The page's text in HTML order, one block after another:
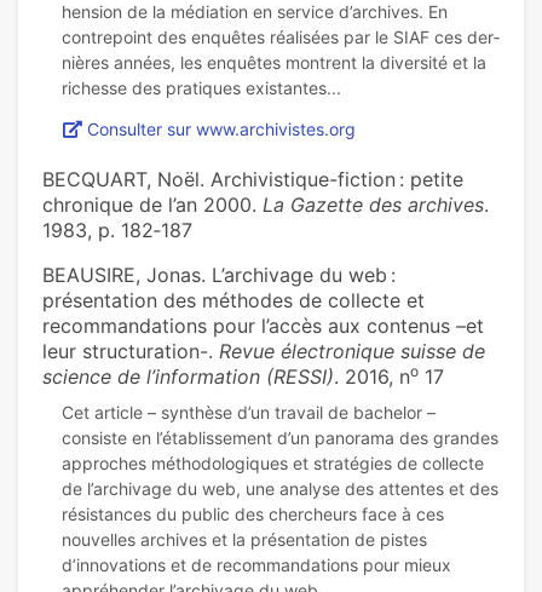
hen­sion de la média­tion en ser­vice d’archi­ves. En
contre­point des enquê­tes réa­li­sées par le SIAF ces der­
niè­res années, les enquê­tes mon­trent la diver­sité et la
Consulter sur www.archivistes.org
BECQUART, Noël. Archivistique-fiction : petite
chronique de l’an 2000. La Gazette des archives.
1983, p. 182‑187
BEAUSIRE, Jonas. L’archivage du web :
présentation des méthodes de collecte et
recommandations pour l’accès aux contenus –et
leur structuration-. Revue électronique suisse de
science de l’information (RESSI). 2016, no 17
Cet article – synthèse d’un travail de bachelor –
consiste en l’établissement d’un panorama des grandes
approches méthodologiques et stratégies de collecte
de l’archivage du web, une analyse des attentes et des
résistances du public des chercheurs face à ces
nouvelles archives et la présentation de pistes
d’innovations et de recommandations pour mieux